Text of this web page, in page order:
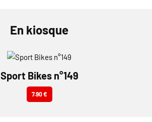
En kiosque
Sport Bikes n°149
7.90 €